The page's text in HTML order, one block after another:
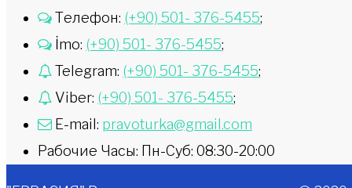
Телефон: (+90) 501- 376-5455;
İmo: (+90) 501- 376-5455;
Telegram: (+90) 501- 376-5455;
Viber: (+90) 501- 376-5455;
E-mail: pravoturka@gmail.com
Рабочие Часы: Пн-Суб: 08:30-20:00